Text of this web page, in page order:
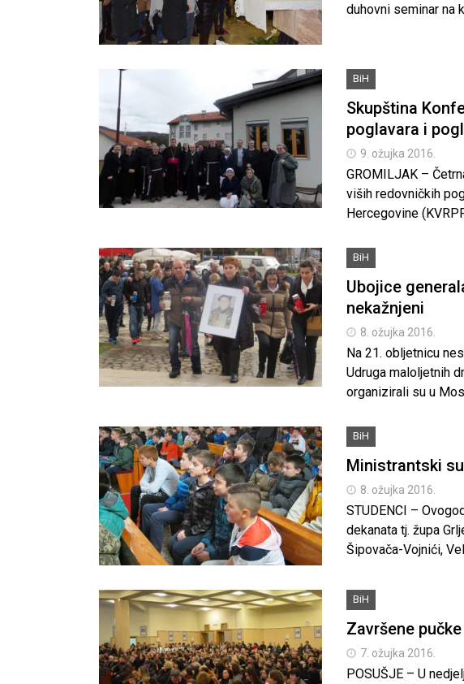
duhovni seminar na
BiH
Skupština
poglavara i
9. ožujka 2016.
GROMILJAK –
viših redovničkih
Hercegovine
BiH
Ubojice
nekažnjeni
8. ožujka 2016.
Na 21. obljetnicu
Udruga maloljetnih
organizirali su u
BiH
Ministrantski
8. ožujka 2016.
STUDENCI –
dekanata tj. župa
Šipovača-Vojnići,
BiH
Završene
7. ožujka 2016.
POSUŠJE – U